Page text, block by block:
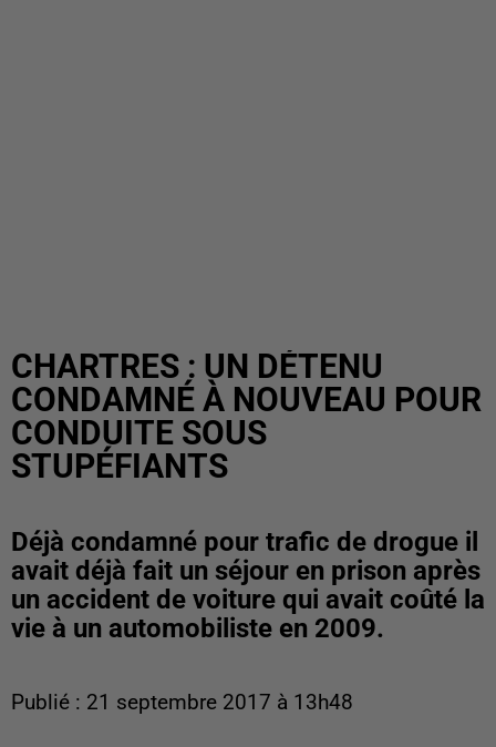
CHARTRES : UN DÉTENU
CONDAMNÉ À NOUVEAU POUR
CONDUITE SOUS
STUPÉFIANTS
Déjà condamné pour trafic de drogue il
avait déjà fait un séjour en prison après
un accident de voiture qui avait coûté la
vie à un automobiliste en 2009.
Publié : 21 septembre 2017 à 13h48